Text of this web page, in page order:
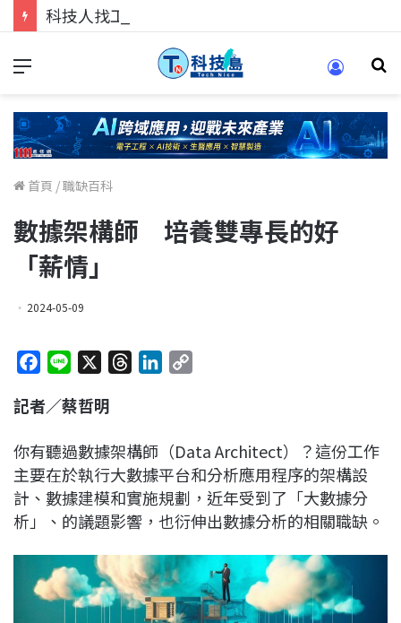
科技人找工作，就到TECH+ 科技專區!
首頁 /職缺百科
數據架構師 培養雙專長的好
「薪情」
2024-05-09
c
b
o
o
n
a
d
s
e
d
I
n
L
i
n
k
記者／蔡哲明
你有聽過數據架構師（Data Architect）？這份工作
主要在於執行大數據平台和分析應用程序的架構設
計、數據建模和實施規劃，近年受到了「大數據分
析」、的議題影響，也衍伸出數據分析的相關職缺。